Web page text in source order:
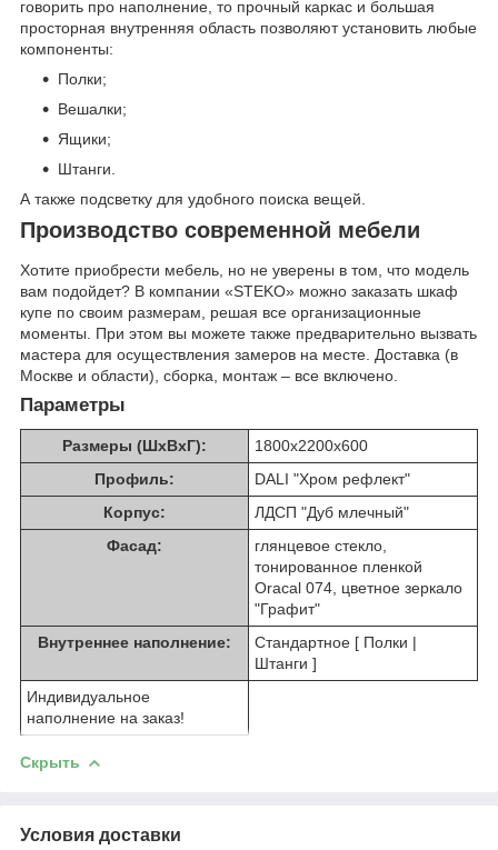
говорить про наполнение, то прочный каркас и большая
просторная внутренняя область позволяют установить любые
компоненты:
Полки;
Вешалки;
Ящики;
Штанги.
А также подсветку для удобного поиска вещей.
Производство современной мебели
Хотите приобрести мебель, но не уверены в том, что модель
вам подойдет? В компании «STEKO» можно заказать шкаф
купе по своим размерам, решая все организационные
моменты. При этом вы можете также предварительно вызвать
мастера для осуществления замеров на месте. Доставка (в
Москве и области), сборка, монтаж – все включено.
Параметры
Размеры (ШхВхГ):
1800х2200х600
Профиль:
DALI "Хром рефлект"
Корпус:
ЛДСП "Дуб млечный"
Фасад:
глянцевое стекло,
тонированное пленкой
Oracal 074, цветное зеркало
"Графит"
Внутреннее наполнение:
Стандартное [ Полки |
Штанги ]
Индивидуальное
наполнение на заказ!
Скрыть
Условия доставки